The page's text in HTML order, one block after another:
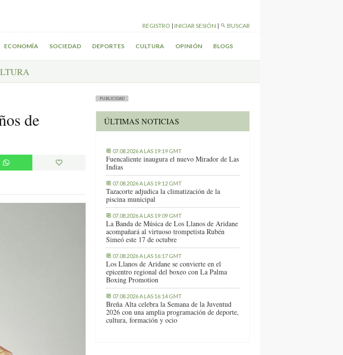
REGISTRO | INICIAR SESIÓN | BUSCAR
ECONOMÍA SOCIEDAD DEPORTES CULTURA OPINIÓN BLOGS
de
PUBLICIDAD
ÚLTIMAS NOTICIAS
07.08.2026 A LAS 19:19 GMT
Fuencaliente inaugura el nuevo Mirador de Las
Indias
07.08.2026 A LAS 19:12 GMT
Tazacorte adjudica la climatización de la
piscina municipal
07.08.2026 A LAS 19:09 GMT
La Banda de Música de Los Llanos de Aridane
acompañará al virtuoso trompetista Rubén
Simeó este 17 de octubre
07.08.2026 A LAS 16:17 GMT
Los Llanos de Aridane se convierte en el
epicentro regional del boxeo con La Palma
Boxing Promotion
07.08.2026 A LAS 16:14 GMT
Breña Alta celebra la Semana de la Juventud
2026 con una amplia programación de deporte,
cultura, formación y ocio